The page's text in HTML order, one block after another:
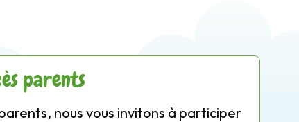
parents
nous vous invitons à participer